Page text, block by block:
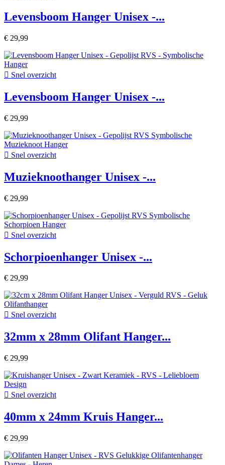
Levensboom Hanger Unisex -...
€ 29,99
 Snel overzicht
Levensboom Hanger Unisex -...
€ 29,99
 Snel overzicht
Muzieknoothanger Unisex -...
€ 29,99
 Snel overzicht
Schorpioenhanger Unisex -...
€ 29,99
 Snel overzicht
32mm x 28mm Olifant Hanger...
€ 29,99
 Snel overzicht
40mm x 24mm Kruis Hanger...
€ 29,99